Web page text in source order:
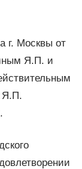
г. Москвы от
Я.П. и
Я.П.